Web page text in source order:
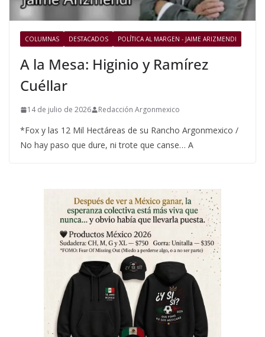
COLUMNAS DESTACADOS POLÍTICA AL MARGEN - JAIME ARIZMENDI
A la Mesa: Higinio y Ramírez
Cuéllar
14 de julio de 2026 Redacción Argonmexico
*Fox y las 12 Mil Hectáreas de su Rancho Argonmexico /
No hay paso que dure, ni trote que canse… A